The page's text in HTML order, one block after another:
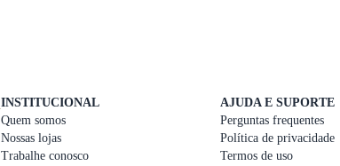
INSTITUCIONAL
Quem somos
Nossas lojas
Trabalhe conosco
AJUDA E SUPORTE
Perguntas frequentes
Política de privacidade
Termos de uso